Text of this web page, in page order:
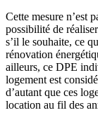
Cette mesure n’est
possibilité de
s’il le souhaite, ce
rénovation
ailleurs, ce DPE
logement est
d’autant que ces
location au fil des